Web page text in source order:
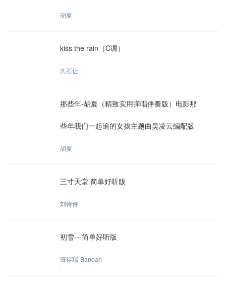
胡夏
kiss the rain（C调）
久石让
那些年-胡夏（精致实用弹唱伴奏版）电影那
些年我们一起追的女孩主题曲吴凌云编配版
胡夏
三寸天堂 简单好听版
刘诗诗
初雪---简单好听版
班得瑞-Bandari